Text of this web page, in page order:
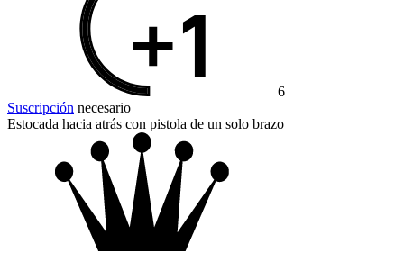
6
Suscripción necesario
Estocada hacia atrás con pistola de un solo brazo